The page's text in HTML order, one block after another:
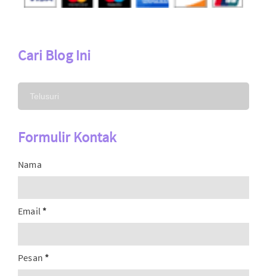
Cari Blog Ini
Formulir Kontak
Nama
Email *
Pesan *